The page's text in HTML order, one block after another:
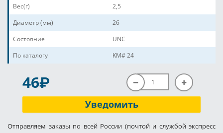
Вес(г)
2,5
Диаметр (мм)
26
Состояние
UNC
По каталогу
KM# 24
46P
Уведомить
Отправляем заказы по всей России (почтой и службой экспресс